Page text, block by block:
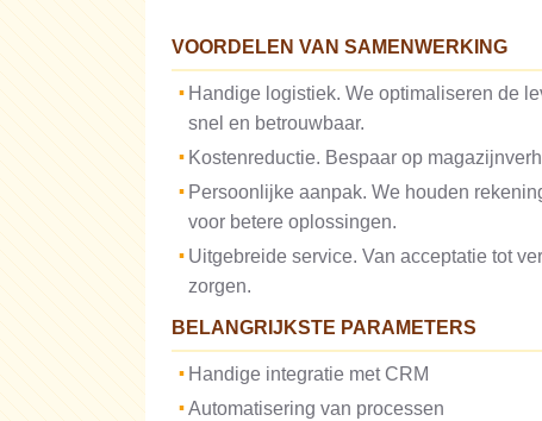
VOORDELEN VAN SAMENWERKING
Handige logistiek. We optimaliseren de
snel en betrouwbaar.
Kostenreductie. Bespaar op
Persoonlijke aanpak. We houden
voor betere oplossingen.
Uitgebreide service. Van acceptatie tot
zorgen.
BELANGRIJKSTE PARAMETERS
Handige integratie met CRM
Automatisering van processen